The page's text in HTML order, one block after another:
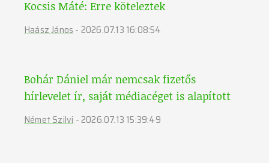
Kocsis Máté: Erre köteleztek
Haász János - 2026.07.13 16:08:54
Bohár Dániel már nemcsak fizetős
hírlevelet ír, saját médiacéget is alapított
Német Szilvi - 2026.07.13 15:39:49